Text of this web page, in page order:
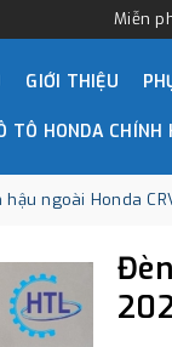
Miễn
GIỚI THIỆU
TÔ HONDA CHÍNH
hậu ngoài Honda